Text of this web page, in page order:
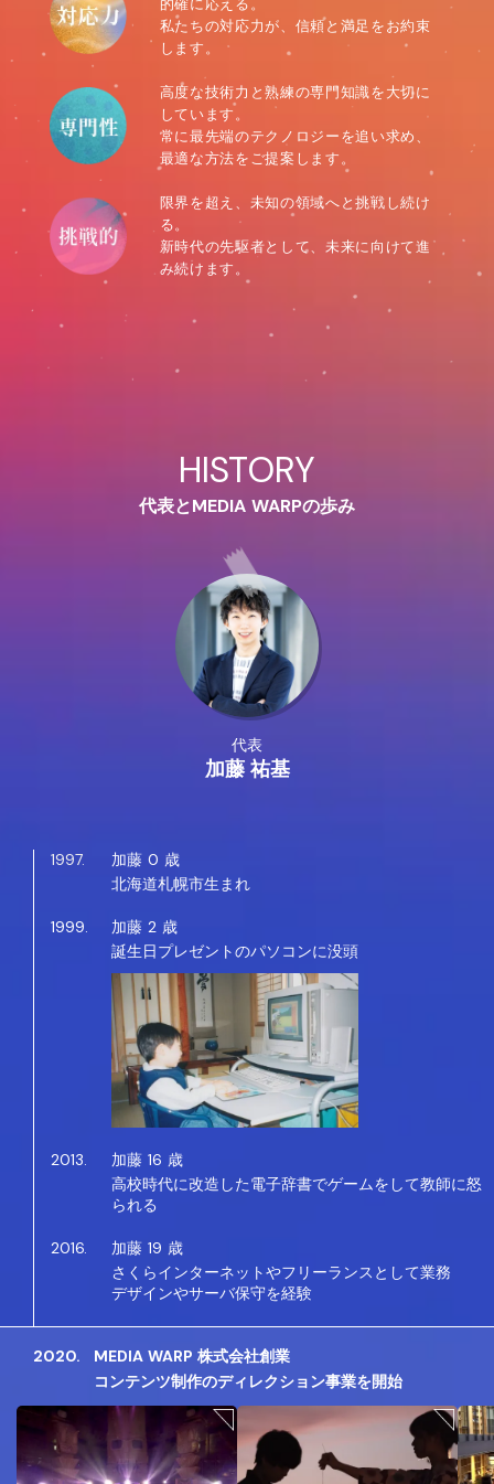
私たちの対応力が、信頼と満足をお約束
します。
高度な技術力と熟練の専門知識を大切に
しています。
常に最先端のテクノロジーを追い求め、
最適な方法をご提案します。
限界を超え、未知の領域へと挑戦し続け
る。
新時代の先駆者として、未来に向けて進
み続けます。
HISTORY
代表とMEDIA WARPの歩み
代表
加藤 祐基
1997.
加藤 0 歳
北海道札幌市生まれ
1999.
加藤 2 歳
誕生日プレゼントのパソコンに没頭
2013.
加藤 16 歳
高校時代に改造した電子辞書でゲームをして教師に怒
られる
2016.
加藤 19 歳
さくらインターネットやフリーランスとして業務
デザインやサーバ保守を経験
2020.
MEDIA WARP 株式会社創業
コンテンツ制作のディレクション事業を開始